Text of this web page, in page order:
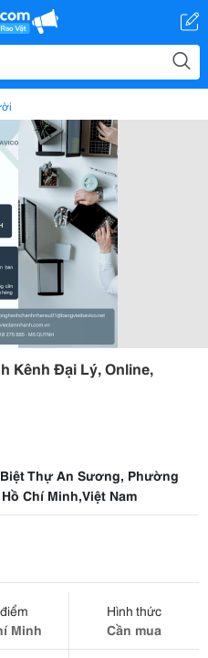
Kênh Đại Lý, Online,
Thự An Sương, Phường
Chí Minh,Việt Nam
Minh
Hình thức
Cần mua